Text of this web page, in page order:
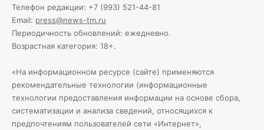
Телефон редакции: +7 (993) 521-44-81
Email: press@news-tm.ru
Периодичность обновлений: ежедневно.
Возрастная категория: 18+.
«На информационном ресурсе (сайте) применяются
рекомендательные технологии (информационные
технологии предоставления информации на основе сбора,
систематизации и анализа сведений, относящихся к
предпочтениям пользователей сети «Интернет»,